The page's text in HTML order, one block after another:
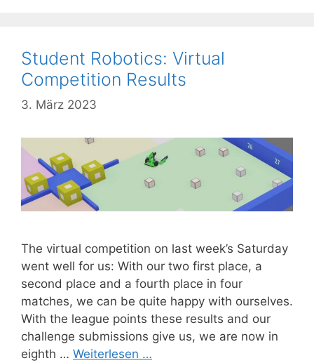
Student Robotics: Virtual
Competition Results
3. März 2023
The virtual competition on last week’s Saturday
went well for us: With our two first place, a
second place and a fourth place in four
matches, we can be quite happy with ourselves.
With the league points these results and our
challenge submissions give us, we are now in
eighth … Weiterlesen …